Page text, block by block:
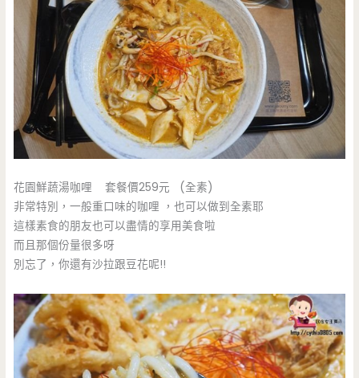
花園鮮蔬湯咖哩 套餐價259元 (全素)
非常特別，一般重口味的咖哩 ，也可以做到全素耶
這樣素食的朋友也可以盡情的享用美食啦
而且那個份量很多呀
別忘了，你還有沙拉跟豆花呢!!